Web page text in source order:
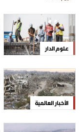
علوم الدار
الأخبار العالمية